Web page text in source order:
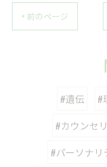
< 前のページ
#遺伝 #
#カウンセ
#パーソナリ